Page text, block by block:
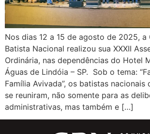
Nos dias 12 a 15 de agosto de 2025, a
Batista Nacional realizou sua XXXII
Ordinária, nas dependências do Hotel
Águas de Lindóia – SP. Sob o tema:
Família Avivada”, os batistas nacionais
se reuniram, não somente para as
administrativas, mas também e […]